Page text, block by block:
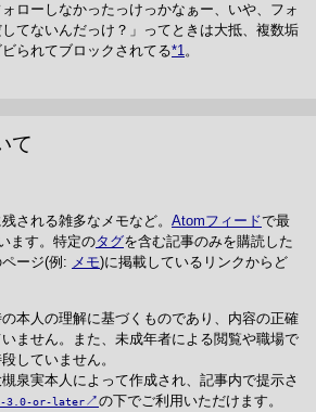
ォローしなかったっけっかなぁー、いや、フォ
てないんだっけ？」ってときは大抵、複数垢
られてブロックされてる*1。
て
される雑多なメモなど。 Atomフィードで最
ます。特定のタグを含む記事のみを購読した
ージ(例: メモ)に掲載しているリンクからど
本人の理解に基づくものであり、内容の正確
ません。また、未成年者による閲覧や職場で
していません。
泉実本人によって作成され、記事内で提示さ
3.0-or-later
の下でご利用いただけます。